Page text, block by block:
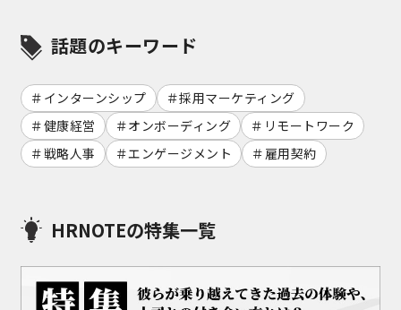
話題のキーワード
インターンシップ
採用マーケティング
健康経営
オンボーディング
リモートワーク
戦略人事
エンゲージメント 雇用契約
HRNOTEの特集一覧